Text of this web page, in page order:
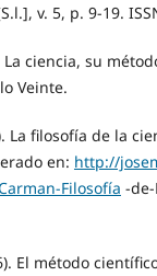
v. 5, p. 9-19.
La ciencia, su
Veinte.
La filosofía de la
en: http://
Filosofía -
El método